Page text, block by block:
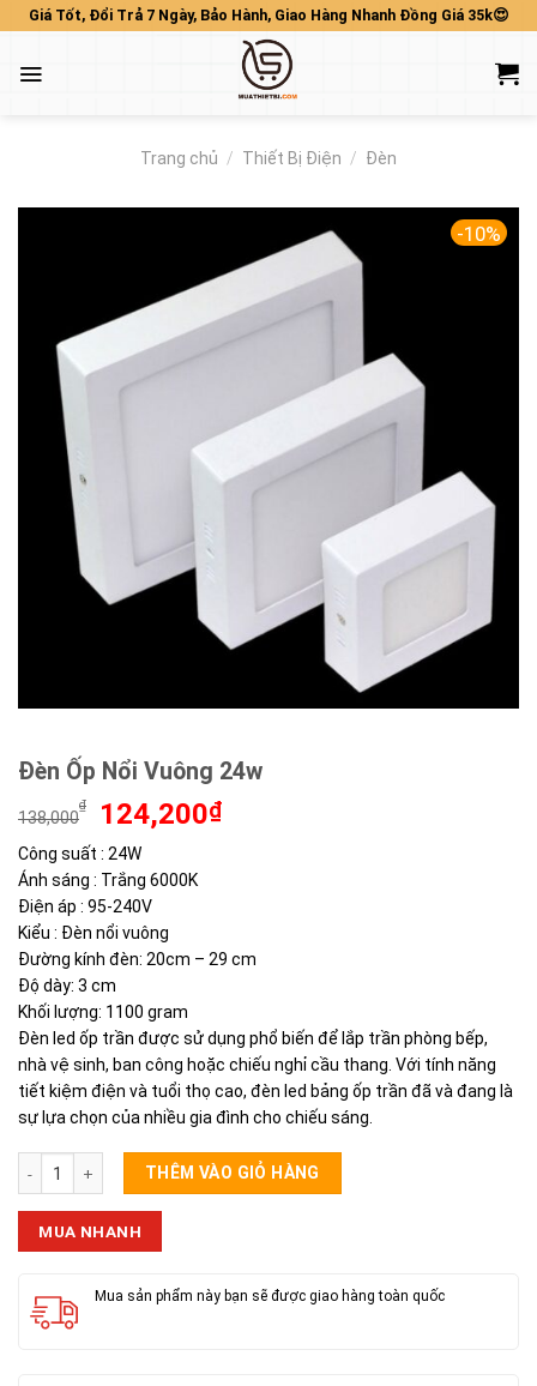
Skip
content
Giá Tốt, Đổi Trả 7 Ngày, Bảo Hành, Giao Hàng Nhanh Đồng Giá 35k😍
Trang chủ / Thiết Bị Điện / Đèn
-10%
Đèn Ốp Nổi Vuông 24w
138,000
₫
Giá
là:
138,000₫.
124,200₫Giá
Công suất : 24W
Ánh sáng : Trắng 6000K
Điện áp : 95-240V
Kiểu : Đèn nổi vuông
Đường kính đèn: 20cm – 29 cm
Độ dày: 3 cm
Khối lượng: 1100 gram
Đèn led ốp trần được sử dụng phổ biến để lắp trần phòng bếp,
nhà vệ sinh, ban công hoặc chiếu nghỉ cầu thang. Với tính năng
tiết kiệm điện và tuổi thọ cao, đèn led bảng ốp trần đã và đang là
sự lựa chọn của nhiều gia đình cho chiếu sáng.
Đèn Ốp Nổi Vuông 24w số lượng
THÊM VÀO GIỎ HÀNG
MUA NHANH
Mua sản phẩm này bạn sẽ được giao hàng toàn quốc